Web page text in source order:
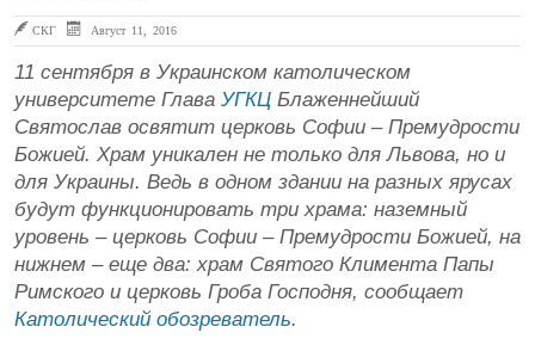
СКГ Август 11, 2016
11 сентября в Украинском католическом
университете Глава УГКЦ Блаженнейший
Святослав освятит церковь Софии – Премудрости
Божией. Храм уникален не только для Львова, но и
для Украины. Ведь в одном здании на разных ярусах
будут функционировать три храма: наземный
уровень – церковь Софии – Премудрости Божией, на
нижнем – еще два: храм Святого Климента Папы
Римского и церковь Гроба Господня, сообщает
Католический обозреватель.